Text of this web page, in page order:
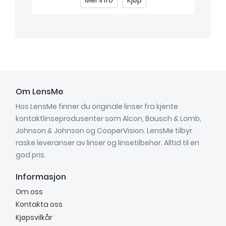
Om LensMe
Hos LensMe finner du originale linser fra kjente
kontaktlinseprodusenter som Alcon, Bausch & Lomb,
Johnson & Johnson og CooperVision. LensMe tilbyr
raske leveranser av linser og linsetilbehør. Alltid til en
god pris.
Informasjon
Om oss
Kontakta oss
Kjøpsvilkår